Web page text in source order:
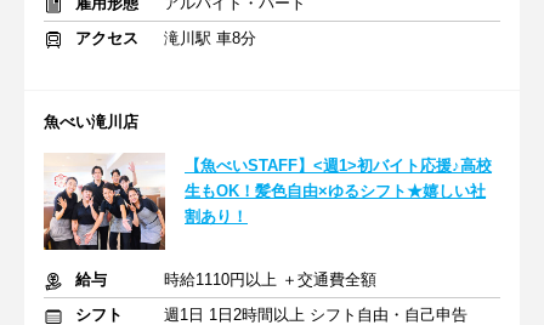
アクセス
滝川駅 車8分
魚べい滝川店
【魚べいSTAFF】<週1>初バイト応援♪高校
生もOK！髪色自由×ゆるシフト★嬉しい社
割あり！
給与
時給1110円以上 ＋交通費全額
シフト
週1日 1日2時間以上 シフト自由・自己申告